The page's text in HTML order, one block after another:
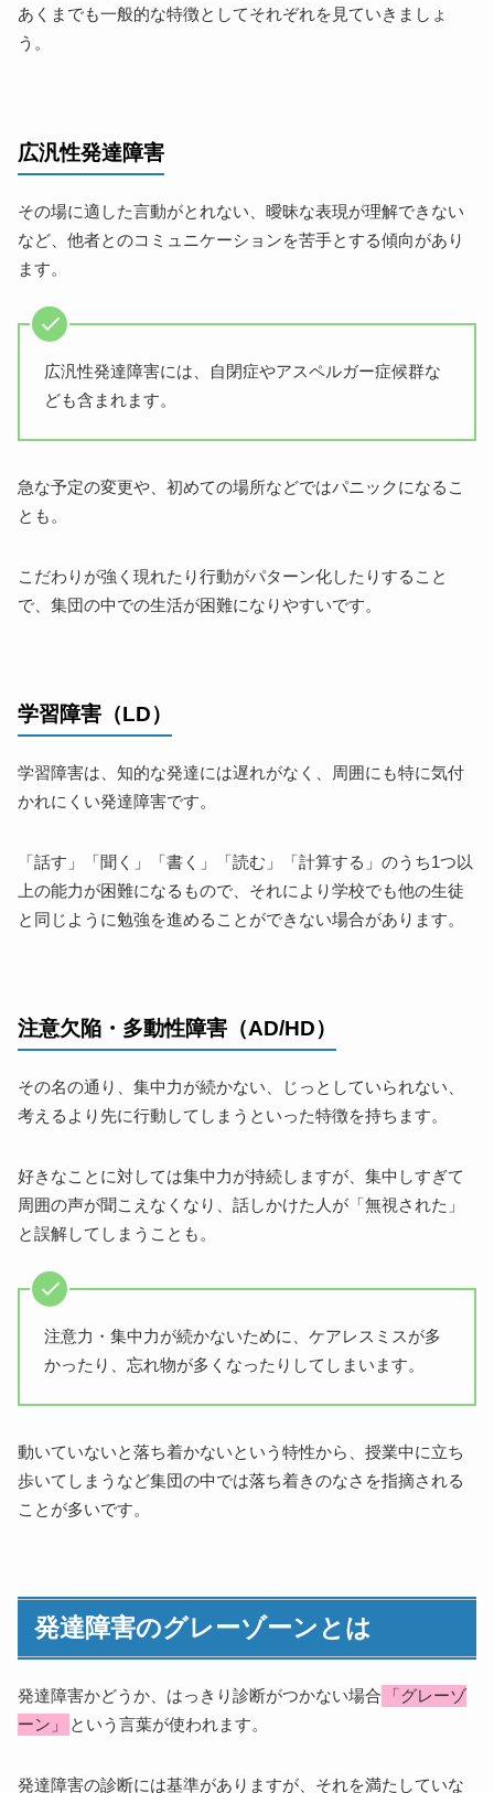
あくまでも一般的な特徴としてそれぞれを見ていきましょ
う。
広汎性発達障害
その場に適した言動がとれない、曖昧な表現が理解できない
など、他者とのコミュニケーションを苦手とする傾向があり
ます。
広汎性発達障害には、自閉症やアスペルガー症候群な
ども含まれます。
急な予定の変更や、初めての場所などではパニックになるこ
とも。
こだわりが強く現れたり行動がパターン化したりすること
で、集団の中での生活が困難になりやすいです。
学習障害（LD）
学習障害は、知的な発達には遅れがなく、周囲にも特に気付
かれにくい発達障害です。
「話す」「聞く」「書く」「読む」「計算する」のうち1つ以
上の能力が困難になるもので、それにより学校でも他の生徒
と同じように勉強を進めることができない場合があります。
注意欠陥・多動性障害（AD/HD）
その名の通り、集中力が続かない、じっとしていられない、
考えるより先に行動してしまうといった特徴を持ちます。
好きなことに対しては集中力が持続しますが、集中しすぎて
周囲の声が聞こえなくなり、話しかけた人が「無視された」
と誤解してしまうことも。
注意力・集中力が続かないために、ケアレスミスが多
かったり、忘れ物が多くなったりしてしまいます。
動いていないと落ち着かないという特性から、授業中に立ち
歩いてしまうなど集団の中では落ち着きのなさを指摘される
ことが多いです。
発達障害のグレーゾーンとは
発達障害かどうか、はっきり診断がつかない場合
「グレーゾ
ーン」
という言葉が使われます。
発達障害の診断には基準がありますが、それを満たしていな